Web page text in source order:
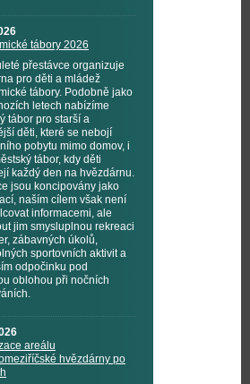
tábory 2026
přestávce organizuje
pro děti a mládež
tábory. Podobně jako
letech nabízíme
tábor pro starší a
děti, které se nebojí
pobytu mimo domov, i
tábor, kdy děti
každý den na hvězdárnu.
jsou koncipovány jako
naším cílem však není
informacemi, ale
jim smysluplnou rekreaci
zábavných úkolů,
sportovních aktivit a
odpočinku pod
oblohou při nočních
areálu
hvězdárny po